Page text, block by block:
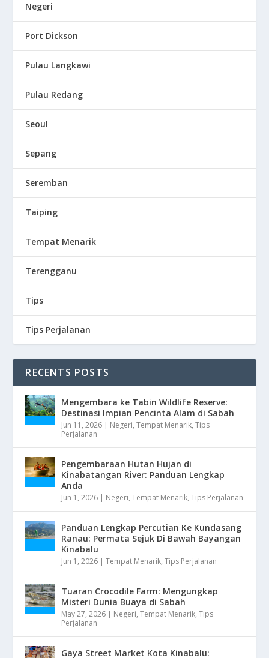
Negeri
Port Dickson
Pulau Langkawi
Pulau Redang
Seoul
Sepang
Seremban
Taiping
Tempat Menarik
Terengganu
Tips
Tips Perjalanan
RECENTS POSTS
Mengembara ke Tabin Wildlife Reserve:
Destinasi Impian Pencinta Alam di Sabah
Jun 11, 2026 | Negeri,Tempat Menarik,Tips
Perjalanan
Pengembaraan Hutan Hujan di
Kinabatangan River: Panduan Lengkap
Anda
Jun 1, 2026 | Negeri,Tempat Menarik,Tips Perjalanan
Panduan Lengkap Percutian Ke Kundasang
Ranau: Permata Sejuk Di Bawah Bayangan
Kinabalu
Jun 1, 2026 |Tempat Menarik,Tips Perjalanan
Tuaran Crocodile Farm: Mengungkap
Misteri Dunia Buaya di Sabah
May 27, 2026 | Negeri,Tempat Menarik,Tips
Perjalanan
Gaya Street Market Kota Kinabalu: